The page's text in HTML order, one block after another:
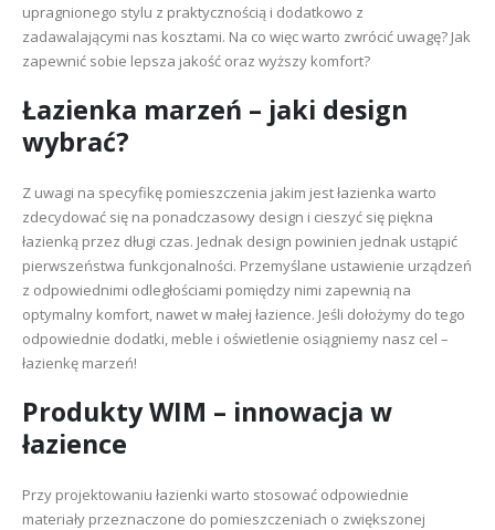
upragnionego stylu z praktycznością i dodatkowo z
zadawalającymi nas kosztami. Na co więc warto zwrócić uwagę? Jak
zapewnić sobie lepsza jakość oraz wyższy komfort?
Łazienka marzeń – jaki design
wybrać?
Z uwagi na specyfikę pomieszczenia jakim jest łazienka warto
zdecydować się na ponadczasowy design i cieszyć się piękna
łazienką przez długi czas. Jednak design powinien jednak ustąpić
pierwszeństwa funkcjonalności. Przemyślane ustawienie urządzeń
z odpowiednimi odległościami pomiędzy nimi zapewnią na
optymalny komfort, nawet w małej łazience. Jeśli dołożymy do tego
odpowiednie dodatki, meble i oświetlenie osiągniemy nasz cel –
łazienkę marzeń!
Produkty WIM – innowacja w
łazience
Przy projektowaniu łazienki warto stosować odpowiednie
materiały przeznaczone do pomieszczeniach o zwiększonej